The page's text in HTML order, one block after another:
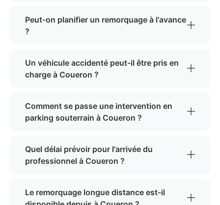
Peut-on planifier un remorquage à l'avance
?
Un véhicule accidenté peut-il être pris en
charge à Coueron ?
Comment se passe une intervention en
parking souterrain à Coueron ?
Quel délai prévoir pour l'arrivée du
professionnel à Coueron ?
Le remorquage longue distance est-il